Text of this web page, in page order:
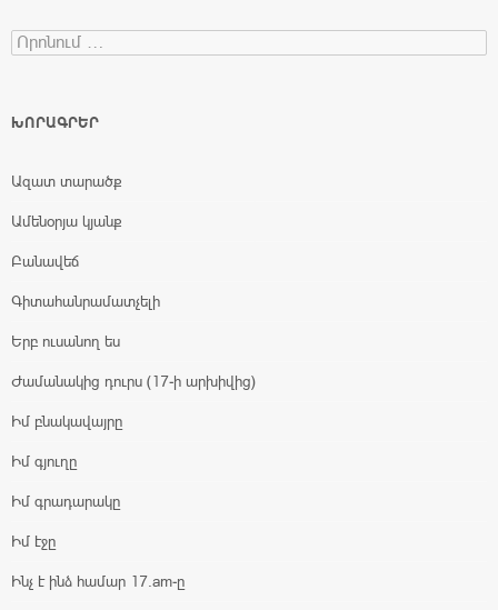
Search for:
ԽՈՐԱԳՐԵՐ
Ազատ տարածք
Ամենօրյա կյանք
Բանավեճ
Գիտահանրամատչելի
Երբ ուսանող ես
Ժամանակից դուրս (17-ի արխիվից)
Իմ բնակավայրը
Իմ գյուղը
Իմ գրադարակը
Իմ էջը
Ինչ է ինձ համար 17.am-ը